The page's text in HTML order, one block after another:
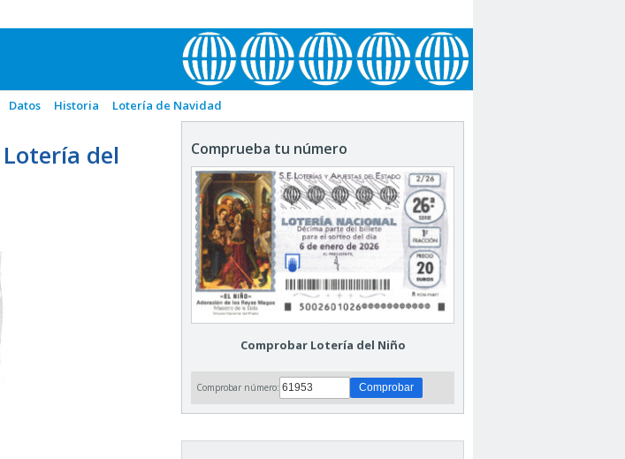
Datos Historia Lotería de Navidad
del
Comprueba tu número
Comprobar Lotería del Niño
Comprobar número: